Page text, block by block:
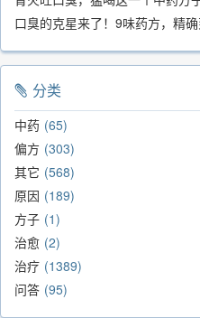
分类
中药 65
偏方 303
其它 568
原因 189
方子 1
治愈 2
治疗 1389
问答 95